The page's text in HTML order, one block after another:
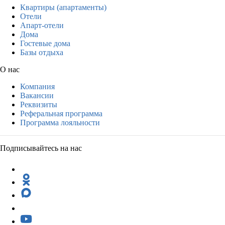
Квартиры (апартаменты)
Отели
Апарт-отели
Дома
Гостевые дома
Базы отдыха
О нас
Компания
Вакансии
Реквизиты
Реферальная программа
Программа лояльности
Подписывайтесь на нас